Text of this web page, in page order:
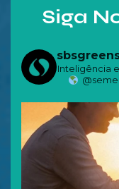
Siga
Inteligência